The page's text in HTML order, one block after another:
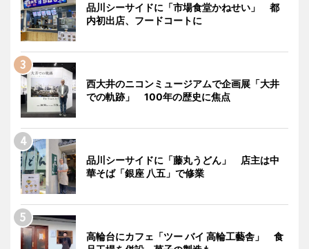
品川シーサイドに「市場食堂かねせい」 都
内初出店、フードコートに
西大井のニコンミュージアムで企画展「大井
での軌跡」 100年の歴史に焦点
品川シーサイドに「藤丸うどん」 店主は中
華そば「銀座 八五」で修業
高輪台にカフェ「ツー バイ 高輪工藝舎」 食